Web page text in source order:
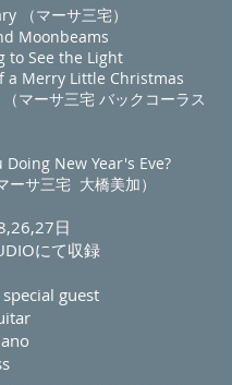
（マーサ三宅）
Moonbeams
to See the Light
a Merry Little Christmas
マーサ三宅 バックコーラス
Doing New Year's Eve?
ーサ三宅 大橋美加）
日
にて収録
guest